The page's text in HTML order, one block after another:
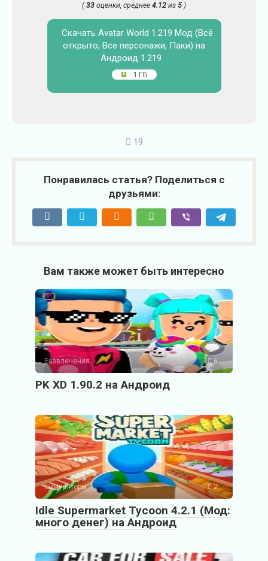
(33 оценки, среднее 4.12 из 5 )
Скачать Avatar World 1.219 Мод (Всё
открыто, Все персонажи, Паки) на
Андроид 1.219
1 ГБ
19
Понравилась статья? Поделиться с
друзьями:
Вам также может быть интересно
Развлечения 6
PK XD 1.90.2 на Андроид
Симуляторы 2
Idle Supermarket Tycoon 4.2.1 (Мод:
много денег) на Андроид